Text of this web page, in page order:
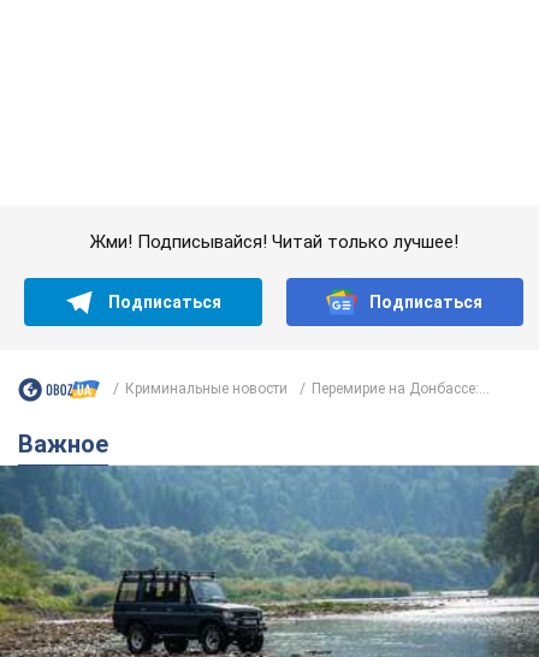
Значительные штрафы и специальные
полигоны: как проблему джипинга решают за
границей
8.08.2026 05:10
В Прикарпатье после аномальной
жары прошел сильный ливень:
дороги превратились в реки. Видео
Непогода обрушилась на Ивано-Франковскую
область и курортный Буковель
8.08.2026 09:27 36,1 т.